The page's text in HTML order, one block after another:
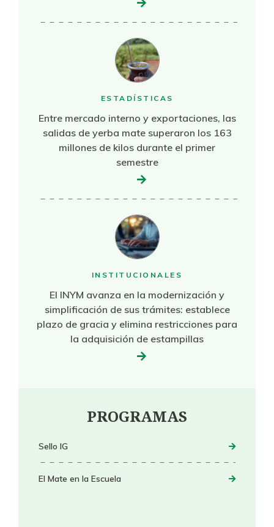
ESTADÍSTICAS
Entre mercado interno y exportaciones, las
salidas de yerba mate superaron los 163
millones de kilos durante el primer
semestre
INSTITUCIONALES
El INYM avanza en la modernización y
simplificación de sus trámites: establece
plazo de gracia y elimina restricciones para
la adquisición de estampillas
PROGRAMAS
Sello IG
El Mate en la Escuela